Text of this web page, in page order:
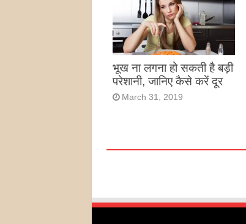
भूख ना लगना हो सकती है बड़ी
परेशानी, जानिए कैसे करें दूर
March 31, 2019